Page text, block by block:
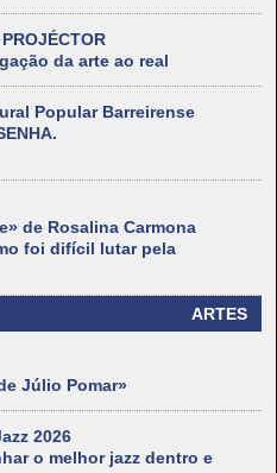
da arte ao real
Popular Barreirense
de Rosalina Carmona
foi difícil lutar pela
ARTES
Júlio Pomar»
2026
o melhor jazz dentro e